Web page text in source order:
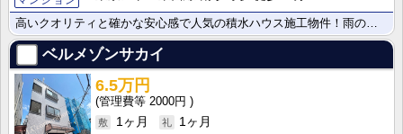
高いクオリティと確かな安心感で人気の積水ハウス施工物件！雨の日や夜遅くのお洗濯も天候・時間を気にせず･･･
ベルメゾンサカイ
6.5万円
2000円
1ヶ月
1ヶ月